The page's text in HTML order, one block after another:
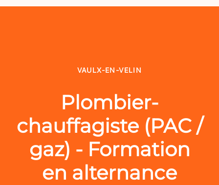
VAULX-EN-VELIN
Plombier-
chauffagiste (PAC /
gaz) - Formation
en alternance